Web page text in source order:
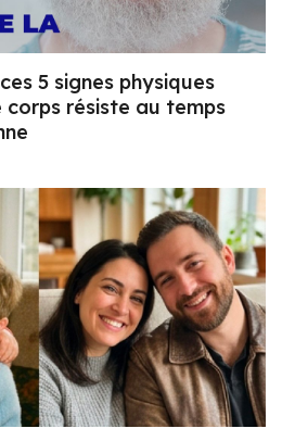
5 signes physiques
résiste au temps